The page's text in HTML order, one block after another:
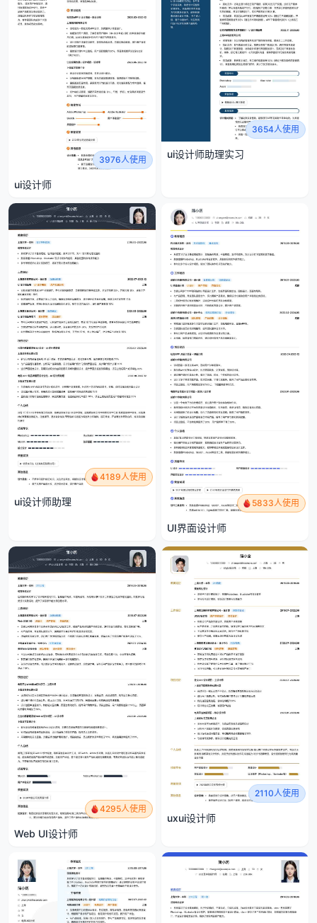
3976人使用
ui设计师
3654人使用
ui设计师助理实习
4189人使用
ui设计师助理 5833人使用
UI界面设计师
4295人使用
Web UI设计师
2110人使用
uxui设计师